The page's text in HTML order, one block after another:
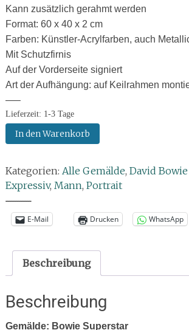
Kann zusätzlich gerahmt werden
Format: 60 x 40 x 2 cm
Farben: Künstler-Acrylfarben, auch
Mit Schutzfirnis
Auf der Vorderseite signiert
Art der Aufhängung: auf Keilrahmen
—–
Lieferzeit: 1-3 Tage
Gemälde:
Bowie
Menge
In den Warenkorb
Kategorien: Alle Gemälde, David Bowie
Expressiv, Mann, Portrait
--------------
E-Mail Drucken WhatsApp
Beschreibung
Beschreibung
Gemälde: Bowie Superstar